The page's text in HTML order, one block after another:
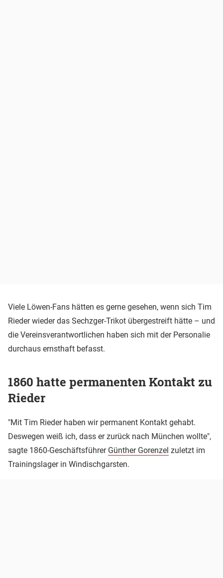
Viele Löwen-Fans hätten es gerne gesehen, wenn sich Tim
Rieder wieder das Sechzger-Trikot übergestreift hätte – und
die Vereinsverantwortlichen haben sich mit der Personalie
durchaus ernsthaft befasst.
1860 hatte permanenten Kontakt zu
Rieder
"Mit Tim Rieder haben wir permanent Kontakt gehabt.
Deswegen weiß ich, dass er zurück nach München wollte",
sagte 1860-Geschäftsführer Günther Gorenzel zuletzt im
Trainingslager in Windischgarsten.